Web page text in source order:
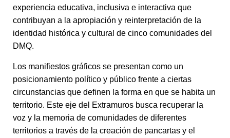
experiencia educativa, inclusiva e interactiva que
contribuyan a la apropiación y reinterpretación de la
identidad histórica y cultural de cinco comunidades del
DMQ.
Los manifiestos gráficos se presentan como un
posicionamiento político y público frente a ciertas
circunstancias que definen la forma en que se habita un
territorio. Este eje del Extramuros busca recuperar la
voz y la memoria de comunidades de diferentes
territorios a través de la creación de pancartas y el